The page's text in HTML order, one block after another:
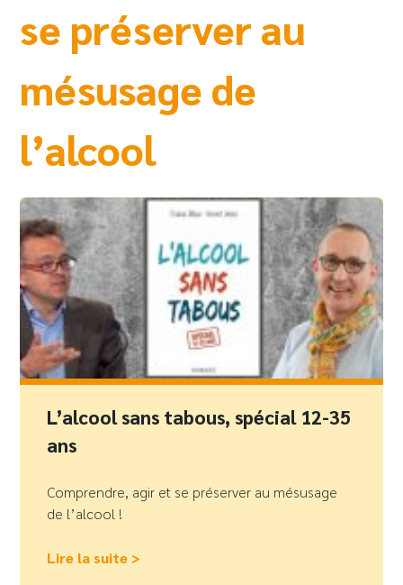
se préserver au
mésusage de
l’alcool
L’alcool sans tabous, spécial 12-35
ans
Comprendre, agir et se préserver au mésusage
de l’alcool !
Lire la suite >